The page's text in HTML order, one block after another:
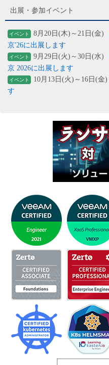
出展・参加イベント
イベント 8月20日(木)～21日(金)
京'26に出展します
イベント 9月29日(火)～30日(水)
京 2026に出展します
イベント 10月13日(火)～16日(金)
す